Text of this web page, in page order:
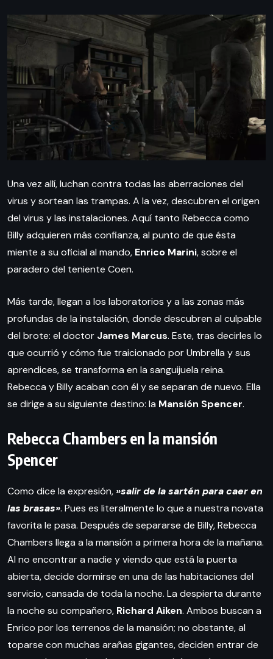
Una vez allí, luchan contra todas las aberraciones del
virus y sortean las trampas. A la vez, descubren el origen
del virus y las instalaciones. Aquí tanto Rebecca como
Billy adquieren más confianza, al punto de que ésta
miente a su oficial al mando, Enrico Marini, sobre el
paradero del teniente Coen.
Más tarde, llegan a los laboratorios y a las zonas más
profundas de la instalación, donde descubren al culpable
del brote: el doctor James Marcus. Este, tras decirles lo
que ocurrió y cómo fue traicionado por Umbrella y sus
aprendices, se transforma en la sanguijuela reina.
Rebecca y Billy acaban con él y se separan de nuevo. Ella
se dirige a su siguiente destino: la Mansión Spencer.
Rebecca Chambers en la mansión
Spencer
Como dice la expresión,»salir de la sartén para caer en
las brasas». Pues es literalmente lo que a nuestra novata
favorita le pasa. Después de separarse de Billy, Rebecca
Chambers llega a la mansión a primera hora de la mañana.
Al no encontrar a nadie y viendo que está la puerta
abierta, decide dormirse en una de las habitaciones del
servicio, cansada de toda la noche. La despierta durante
la noche su compañero, Richard Aiken. Ambos buscan a
Enrico por los terrenos de la mansión; no obstante, al
toparse con muchas arañas gigantes, deciden entrar de